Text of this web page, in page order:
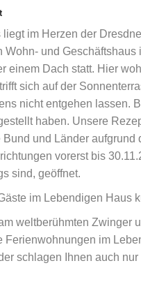
im Herzen der
und
einem Dach statt. Hier
sich auf der
nicht entgehen lassen.
haben. Unsere
und Länder
vorerst bis
sind, geöffnet.
im Lebendigen Haus
weltberühmten
Ferienwohnungen im
schlagen Ihnen auch